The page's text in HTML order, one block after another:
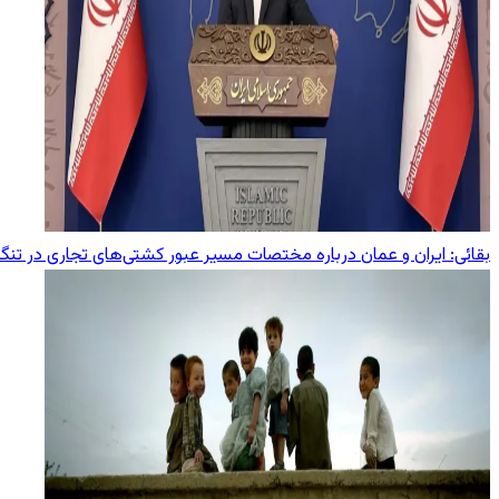
بقائی: ایران و عمان درباره مختصات مسیر عبور کشتی‌های تجاری در